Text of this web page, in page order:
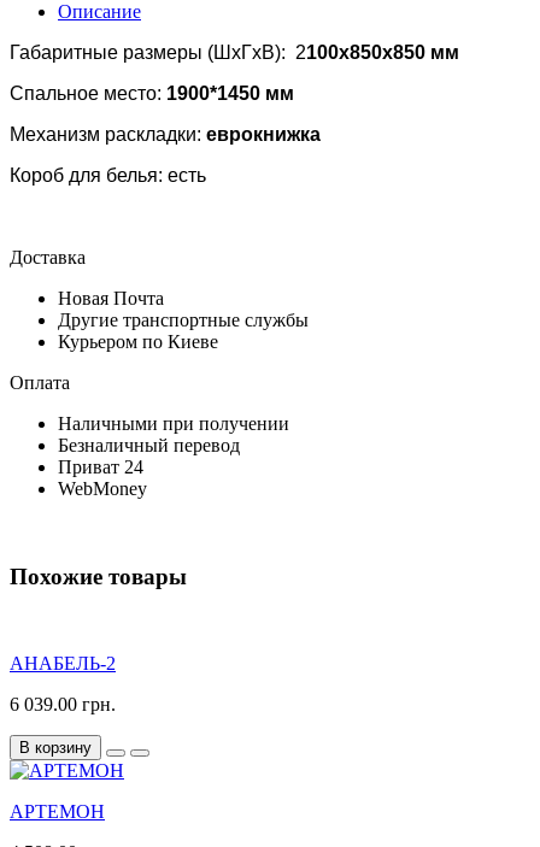
Описание
Габаритные размеры (ШхГхВ): 2100x850x850 мм
Спальное место: 1900*1450 мм
Механизм раскладки: еврокнижка
Короб для белья: есть
Доставка
Новая Почта
Другие транспортные службы
Курьером по Киеве
Оплата
Наличными при получении
Безналичный перевод
Приват 24
WebMoney
Похожие товары
АНАБЕЛЬ-2
6 039.00 грн.
В корзину
АРТЕМОН